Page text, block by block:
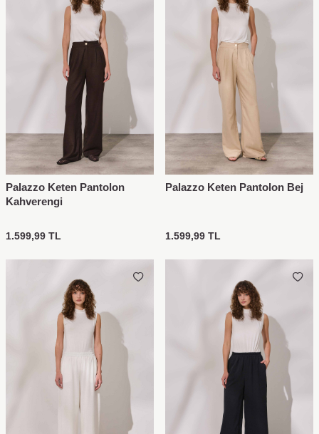
Palazzo Keten Pantolon
Kahverengi
1.599,99 TL
Palazzo Keten Pantolon Bej
1.599,99 TL